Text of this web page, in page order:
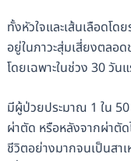
ทั้งหัวใจและเส้นเลือดโด
อยู่ในภาวะสุ่มเสี่ยงตลอ
โดยเฉพาะในช่วง 30 วัน
มีผู้ป่วยประมาณ 1 ใน 50
ผ่าตัด หรือหลังจากผ่าตั
ชีวิตอย่างมากจนเป็นสา